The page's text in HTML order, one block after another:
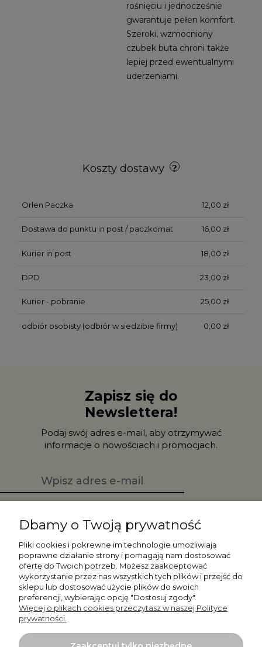
rośnięciu i jednocześnie
gwarantuje pełen komfort.
Szeroki, wzmocniony
czubek buta chroni także
lepiej przed ewentualnymi
uderzeniami.
Koszty dostawy
Orlen Paczka 12,00 zł
Dostawa do punktu in post / paczkomat 16,00 zł
Kurier in post 18,00 zł
DPD 23,00 zł
Kurier - pobranie 25,00 zł
odbiór osobisty(odbiór w siedzibie firmy) 0,00 zł
Zapisz się do
Newslettera!
Podaj swój adres e-mail, aby otrzymywać
informacje o nowościach i promocjach.
Moje konto
Płatności i dostawa
Informacje
Dbamy o Twoją prywatność
Pliki cookies i pokrewne im technologie umożliwiają
poprawne działanie strony i pomagają nam dostosować
ofertę do Twoich potrzeb. Możesz zaakceptować
wykorzystanie przez nas wszystkich tych plików i przejść do
sklepu lub dostosować użycie plików do swoich
preferencji, wybierając opcję "Dostosuj zgody".
Więcej o plikach cookies przeczytasz w naszej Polityce
prywatności.